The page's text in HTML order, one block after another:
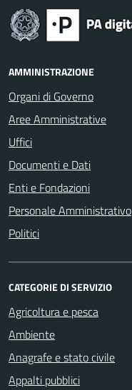
AMMINISTRAZIONE
Organi di Governo
Aree Amministrative
Uffici
Documenti e Dati
Enti e Fondazioni
Personale Amministrativo
Politici
CATEGORIE DI SERVIZIO
Agricoltura e pesca
Ambiente
Anagrafe e stato civile
Appalti pubblici